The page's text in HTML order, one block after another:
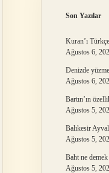
Son Yazılar
Kuran’ı
Ağustos 6,
Denizde
Ağustos 6,
Bartın’ın
Ağustos 5,
Balıkesir
Ağustos 5,
Baht ne
Ağustos 5,